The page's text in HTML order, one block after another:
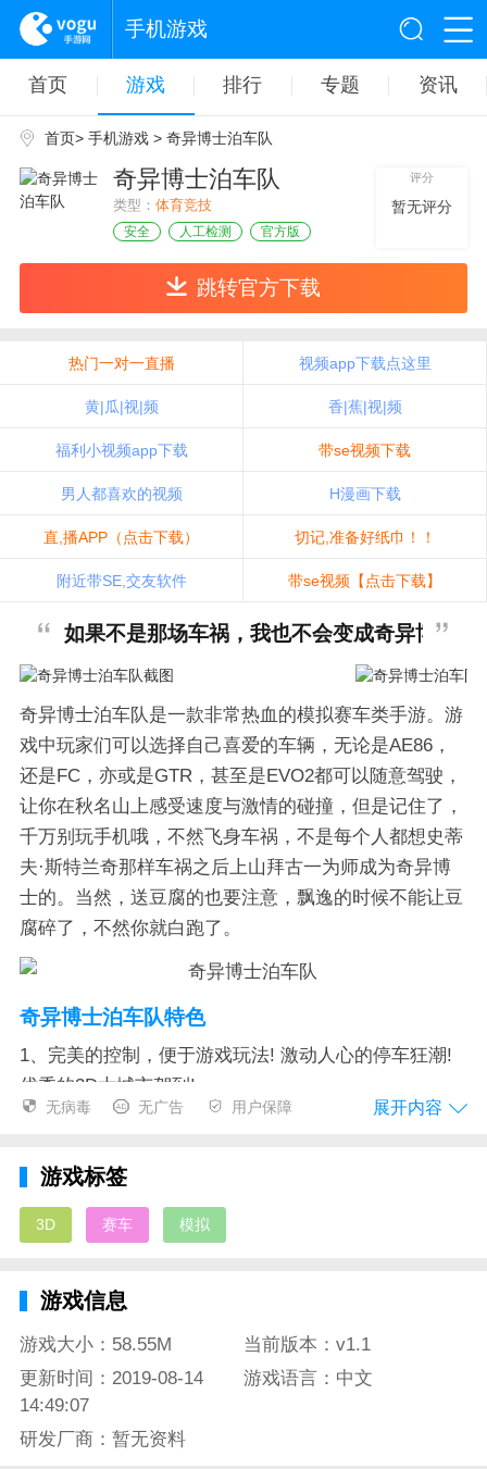
手机游戏
首页 游戏 排行 专题 资讯
首页> 手机游戏> 奇异博士泊车队
奇异博士泊车队
类型： 体育竞技
安全 人工检测 官方版
评分
暂无评分
跳转官方下载
热门一对一直播 视频app下载点这里
黄|瓜|视|频 香|蕉|视|频
福利小视频app下载 带se视频下载
男人都喜欢的视频 H漫画下载
直,播APP（点击下载） 切记,准备好纸巾！！
附近带SE,交友软件 带se视频【点击下载】
如果不是那场车祸，我也不会变成奇异博士
奇异博士泊车队是一款非常热血的模拟赛车类手游。游
戏中玩家们可以选择自己喜爱的车辆，无论是AE86，
还是FC，亦或是GTR，甚至是EVO2都可以随意驾驶，
让你在秋名山上感受速度与激情的碰撞，但是记住了，
千万别玩手机哦，不然飞身车祸，不是每个人都想史蒂
夫·斯特兰奇那样车祸之后上山拜古一为师成为奇异博
士的。当然，送豆腐的也要注意，飘逸的时候不能让豆
腐碎了，不然你就白跑了。
奇异博士泊车队特色
1、完美的控制，便于游戏玩法! 激动人心的停车狂潮!
优秀的3D大城市驾到!
3、简直快得像闪电跑车! 更多像这款汽车驾驶模拟器这
样的停车游戏即将问世!
这是一款画面精致的竞速赛车游戏。游戏名为奇异博士
泊车队，但是游戏和奇异博士其实并没有什么太大的关
系。游戏中玩家可以驾驶自己的豪车穿梭这个城市的大
街小巷。当然这只是你业余的活动而已。在有比赛的时
候你就必须全力以赴，去夺下飙车比赛的冠军。游戏的
无病毒 无广告 用户保障 展开内容
游戏标签
3D 赛车 模拟
游戏信息
游戏大小：58.55M
当前版本：v1.1
更新时间：2019-08-14
14:49:07
游戏语言：中文
研发厂商：暂无资料